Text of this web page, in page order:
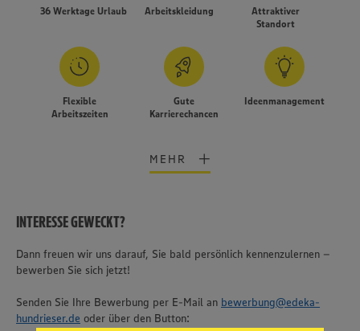
Wir setzen Cookies und andere Technologien ein, um Ihnen
ein bestmögliches Nutzungserlebnis unserer Website zu
Website zu personalisieren und Ihnen möglichst relevante
Inhalte anzubieten. Ihre Einwilligung in die Nutzung von
Cookies und anderer Technologien ist freiwillig und kann
36 Werktage Urlaub Arbeitskleidung
Attraktiver
Standort
Flexible
Arbeitszeiten
Gute
Karrierechancen
Ideenmanagement
MEHR
INTERESSE GEWECKT?
Dann freuen wir uns darauf, Sie bald persönlich kennenzulernen –
bewerben Sie sich jetzt!
Senden Sie Ihre Bewerbung per E-Mail an bewerbung@edeka-
hundrieser.de oder über den Button: